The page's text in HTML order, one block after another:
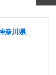
奈川県